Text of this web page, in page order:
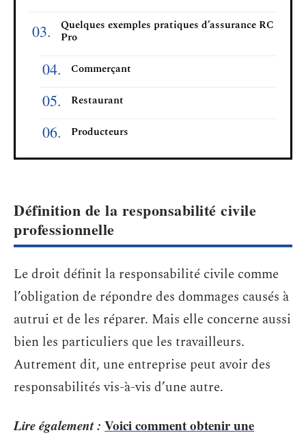
Quelques exemples pratiques d’assurance RC
Pro
Commerçant
Restaurant
Producteurs
Définition de la responsabilité civile
professionnelle
Le droit définit la responsabilité civile comme
l’obligation de répondre des dommages causés à
autrui et de les réparer. Mais elle concerne aussi
bien les particuliers que les travailleurs.
Autrement dit, une entreprise peut avoir des
responsabilités vis-à-vis d’une autre.
Lire également : Voici comment obtenir une